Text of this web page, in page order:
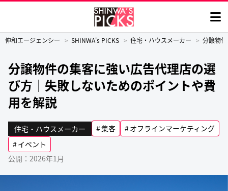
伸和エージェンシー SHINWA's PICKS 住宅・ハウスメーカー 分譲物
分譲物件の集客に強い広告代理店の選
び方｜失敗しないためのポイントや費
用を解説
住宅・ハウスメーカー 集客
オフラインマーケティング
イベント
公開：2026年1月